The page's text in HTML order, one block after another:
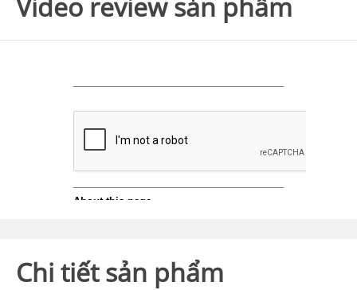
Chi tiết sản phẩm